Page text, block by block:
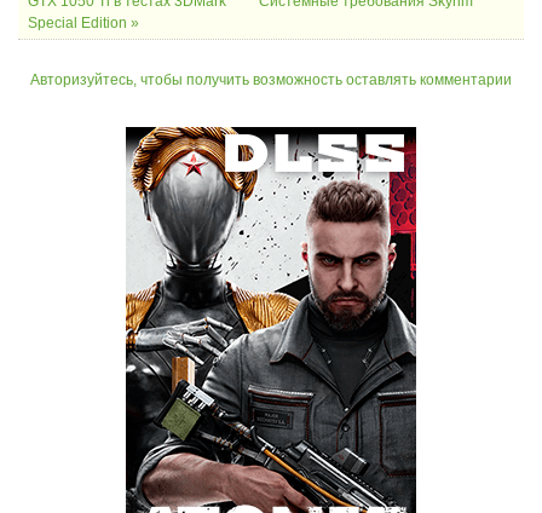
Special Edition »
Авторизуйтесь, чтобы получить возможность оставлять комментарии